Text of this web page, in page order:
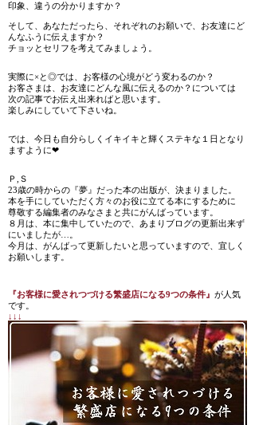
印象、違うの分かりますか？
そして、あなただったら、それぞれのお願いで、お友達にど
んなふうに伝えますか？
チョッとセリフを考えてみましょう。
実際に×と◎では、お客様の心境がどう変わるのか？
お客さまは、お友達にどんな風に伝えるのか？については
次の記事でお伝え出来ればと思います。
楽しみにしていて下さいね。
では、今日も自分らしくイキイキと輝くステキな１日となり
ますように❤
Ｐ,Ｓ
23歳の時からの『夢』だった本の出版が、決まりました。
本を手にしていただく方々のお役に立てる本にするために
尊敬する編集者のみなさまと共にがんばっています。
８月は、本に集中していたので、あまりブログの更新出来ず
にいましたが…。
今月は、がんばって更新したいと思っていますので、宜しく
お願いします。
『お客様に愛されつづける繁盛店になる9つの条件』 が人気
です。
↓↓↓